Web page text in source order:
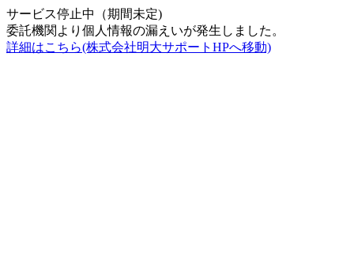
サービス停止中（期間未定)
委託機関より個人情報の漏えいが発生しました。
詳細はこちら(株式会社明大サポートHPへ移動)